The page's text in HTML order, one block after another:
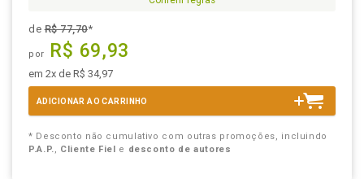
deR$ 77,70*
por R$ 69,93
em 2x de R$ 34,97
ADICIONAR AO CARRINHO
* Desconto não cumulativo com outras promoções, incluindo
P.A.P., Cliente Fiel e desconto de autores